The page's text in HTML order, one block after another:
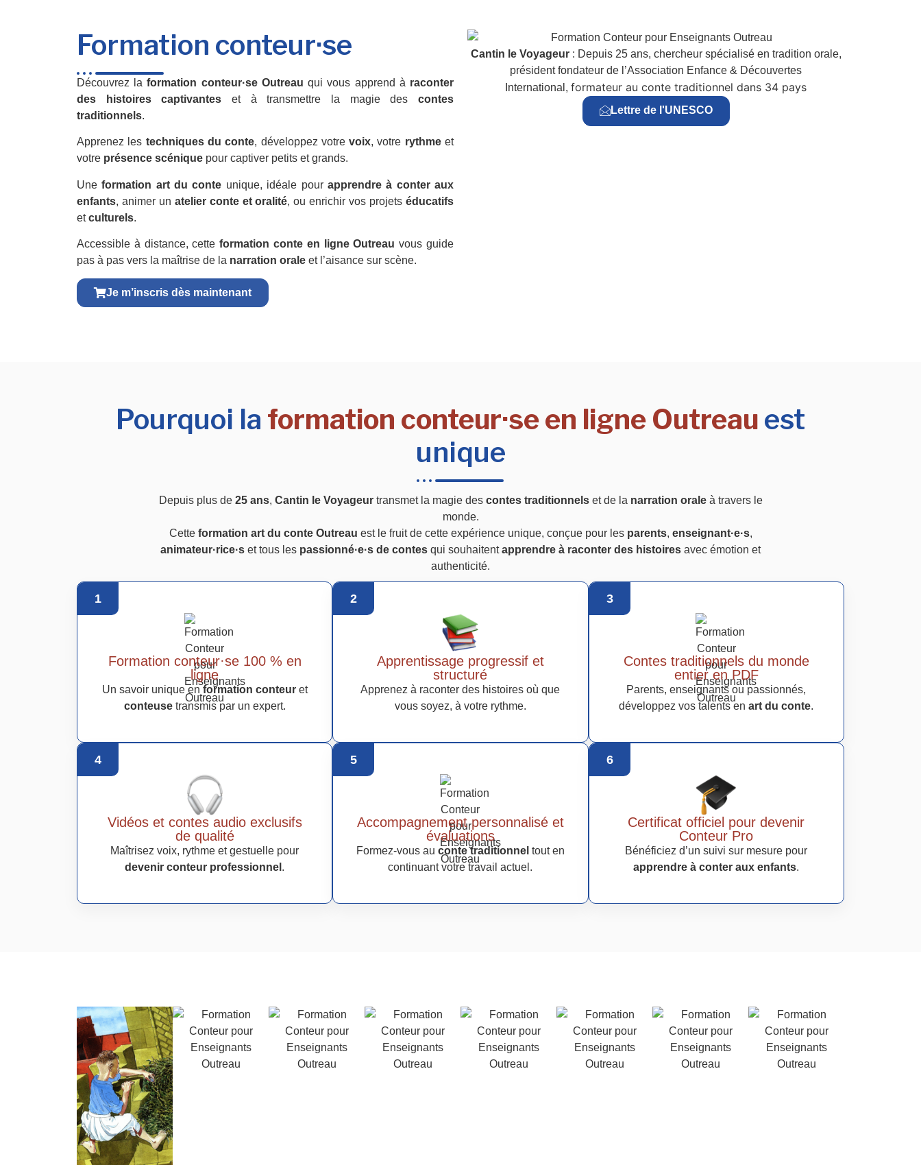
Formation conteur·se
Découvrez laformation conteur·se Outreau qui vous apprend à raconter
des histoires captivantes et à transmettre la magie descontes
traditionnels.
Apprenez les techniques du conte, développez votrevoix, votre rythmeet
votre présence scénique pour captiver petits et grands.
Uneformation art du conte unique, idéale pour apprendre à conter aux
enfants, animer un atelier conte et oralité, ou enrichir vos projetséducatifs
etculturels.
Accessible à distance, cetteformation conte en ligne Outreau vous guide
pas à pas vers la maîtrise de la narration orale et l’aisance sur scène.
Je m’inscris dès maintenant
Cantin le Voyageur: Depuis 25 ans, chercheur spécialisé en tradition orale,
président fondateur de l’Association Enfance & Découvertes
International, formateur au conte traditionnel dans 34 pays
Lettre de l'UNESCO
Pourquoi la formation conteur·se en ligne Outreau est
unique
Depuis plus de 25 ans, Cantin le Voyageurtransmet la magie des contes traditionnelset de la narration oraleà travers le
monde.
Cette formation art du conte Outreau est le fruit de cette expérience unique, conçue pour les parents, enseignant·e·s,
animateur·rice·s et tous les passionné·e·s de contes qui souhaitentapprendre à raconter des histoires avec émotion et
authenticité.
1
Formation conteur·se 100 % en
ligne
Un savoir unique en formation conteuret
conteusetransmis par un expert.
2
Apprentissage progressif et
structuré
Apprenez à raconter des histoires où que
vous soyez, à votre rythme.
3
Contes traditionnels du monde
entier en PDF
Parents, enseignants ou passionnés,
développez vos talents enart du conte.
4
Vidéos et contes audio exclusifs
de qualité
Maîtrisez voix, rythme et gestuelle pour
devenir conteur professionnel .
5
Accompagnement personnalisé et
évaluations
Formez-vous au conte traditionnel tout en
continuant votre travail actuel.
6
Certificat officiel pour devenir
Conteur Pro
Bénéficiez d’un suivi sur mesure pour
apprendre à conter aux enfants.